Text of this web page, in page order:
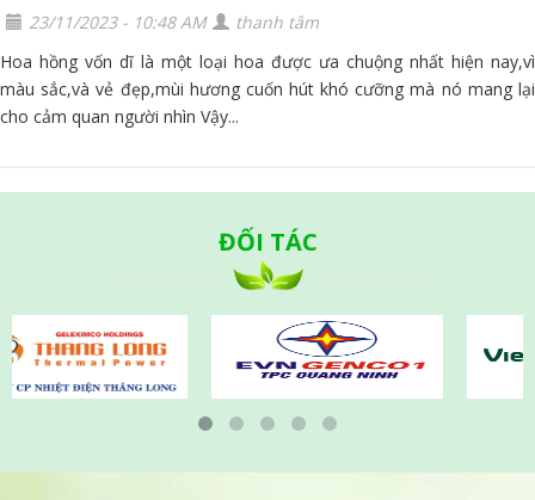
23/11/2023 - 10:48 AM
thanh tâm
Hoa hồng vốn dĩ là một loại hoa được ưa chuộng nhất hiện nay,vì
màu sắc,và vẻ đẹp,mùi hương cuốn hút khó cưỡng mà nó mang lại
cho cảm quan người nhìn Vậy...
ĐỐI TÁC